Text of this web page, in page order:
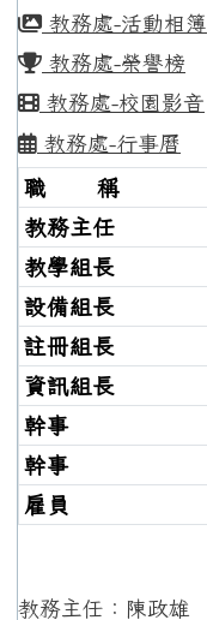
教務處-活動相簿
教務處-榮譽榜
教務處-校園影音
教務處-行事曆
職 稱
教務主任
教學組長
設備組長
註冊組長
資訊組長
幹事
幹事
雇員
教務主任：陳政雄